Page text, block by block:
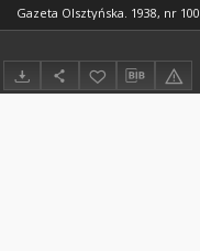
Gazeta Olsztyńska. 1938, nr 100